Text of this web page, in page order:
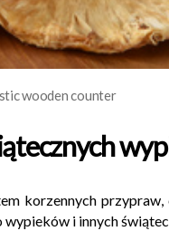
wooden counter
korzennych
i innych